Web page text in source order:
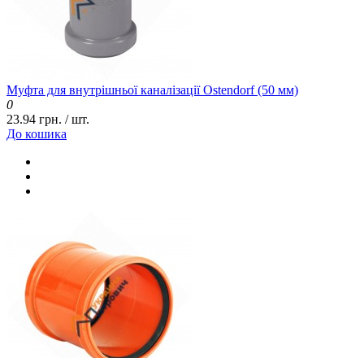
Муфта для внутрішньої каналізації Ostendorf (50 мм)
0
23.94 грн. / шт.
До кошика